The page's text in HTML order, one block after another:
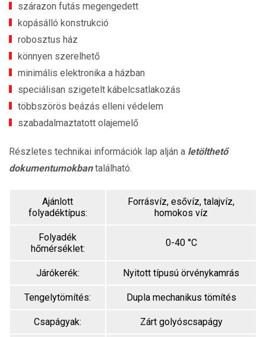
szárazon futás megengedett
kopásálló konstrukció
robosztus ház
könnyen szerelhető
minimális elektronika a házban
speciálisan szigetelt kábelcsatlakozás
többszörös beázás elleni védelem
szabadalmaztatott olajemelő
Részletes technikai információk lap alján a letölthető
dokumentumokbantalálható.
Ajánlott
folyadéktípus:
Forrásvíz, esővíz, talajvíz,
homokos víz
Folyadék
hőmérséklet:
0-40 °C
Járókerék: Nyitott típusú örvénykamrás
Tengelytömítés: Dupla mechanikus tömítés
Csapágyak: Zárt golyóscsapágy